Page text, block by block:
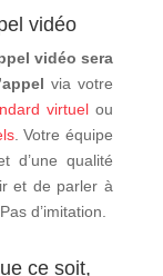
vidéo
vidéo sera
via votre
virtuelou
. Votre équipe
d’une qualité
et de parler à
d’imitation.
ce soit,